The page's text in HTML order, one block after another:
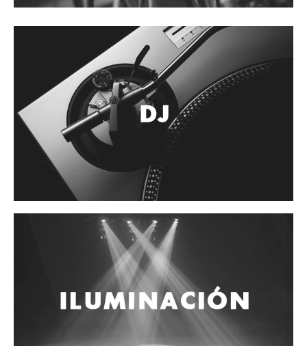
Cuerdas
Guitarra Metal
Guitarra Nylon
Guitarra Electrica
Violin
Otros instrumentos de arco
Otros instrumentos de Cuerdas